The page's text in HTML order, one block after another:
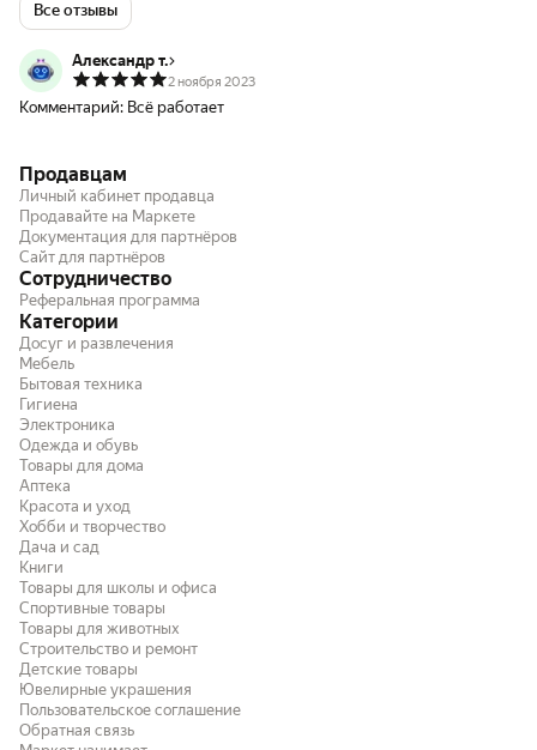
Все отзывы
Александр т.
2 ноября 2023
Комментарий: Всё работает
Продавцам
Личный кабинет продавца
Продавайте на Маркете
Документация для партнёров
Сайт для партнёров
Сотрудничество
Реферальная программа
Категории
Досуг и развлечения
Мебель
Бытовая техника
Гигиена
Электроника
Одежда и обувь
Товары для дома
Аптека
Красота и уход
Хобби и творчество
Дача и сад
Книги
Товары для школы и офиса
Спортивные товары
Товары для животных
Строительство и ремонт
Детские товары
Ювелирные украшения
Пользовательское соглашение
Обратная связь